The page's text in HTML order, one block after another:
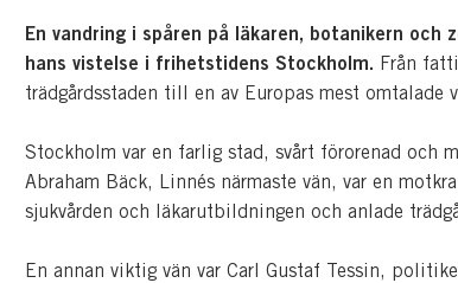
En vandring i spåren på läkaren, botanikern och
hans vistelse i frihetstidens Stockholm. Från
trädgårdsstaden till en av Europas mest omtalade
Stockholm var en farlig stad, svårt förorenad och
Abraham Bäck, Linnés närmaste vän, var en
sjukvården och läkarutbildningen och anlade
En annan viktig vän var Carl Gustaf Tessin,